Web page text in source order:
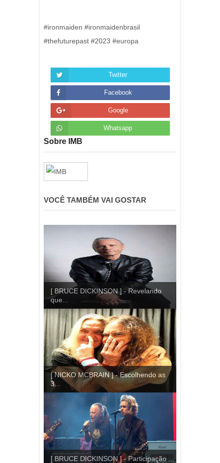
#ironmaiden #ironmaidenbrasil
#thefuturepast #2023 #europa
Twitter
Facebook
Google
Whatsapp
Sobre IMB
VOCÊ TAMBÉM VAI GOSTAR
[ BRUCE DICKINSON ] - Revelando
que...
[ NICKO MCBRAIN ] - Escolhendo as
3...
[ BRUCE DICKINSON ] - Participação ...